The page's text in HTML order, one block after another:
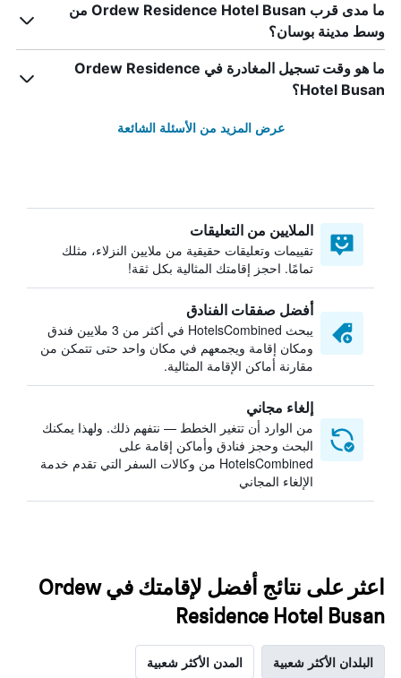
ما مدى قرب Ordew Residence Hotel Busan من
وسط مدينة بوسان؟
ما هو وقت تسجيل المغادرة في Ordew Residence
Hotel Busan؟
عرض المزيد من الأسئلة الشائعة
الملايين من التعليقات
تقييمات وتعليقات حقيقية من ملايين النزلاء، مثلك
تمامًا. احجز إقامتك المثالية بكل ثقة!
أفضل صفقات الفنادق
يبحث HotelsCombined في أكثر من 3 ملايين فندق
ومكان إقامة ويجمعهم في مكان واحد حتى تتمكن من
مقارنة أماكن الإقامة المثالية.
إلغاء مجاني
من الوارد أن تتغير الخطط — نتفهم ذلك. ولهذا يمكنك
البحث وحجز فنادق وأماكن إقامة على
HotelsCombined من وكالات السفر التي تقدم خدمة
الإلغاء المجاني
اعثر على نتائج أفضل لإقامتك في Ordew
Residence Hotel Busan
البلدان الأكثر شعبية المدن الأكثر شعبية